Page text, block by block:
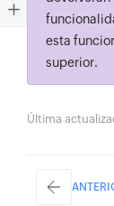
esta
superior.
Última